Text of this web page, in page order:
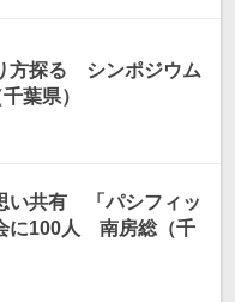
方探る シンポジウム
葉県）
い共有 「パシフィッ
に100人 南房総（千